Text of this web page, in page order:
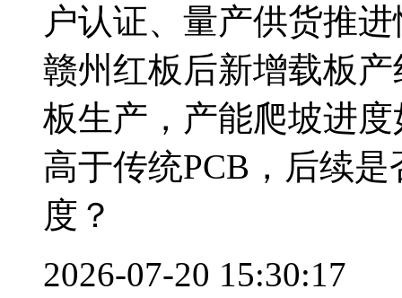
户认证、量产供货推
赣州红板后新增载板
板生产，产能爬坡进
高于传统PCB，后续
度？
2026-07-20 15:30:17